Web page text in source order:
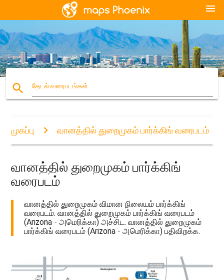
menu
search தேடல் வரைபடங்கள்
முகப்பு வானத்தில் துறைமுகம் பார்க்கிங் வரைபடம்
வானத்தில் துறைமுகம் பார்க்கிங்
வரைபடம்
வானத்தில் துறைமுகம் விமான நிலையம் பார்க்கிங்
வரைபடம். வானத்தில் துறைமுகம் பார்க்கிங் வரைபடம்
(Arizona - அமெரிக்கா) அச்சிட. வானத்தில் துறைமுகம்
பார்க்கிங் வரைபடம் (Arizona - அமெரிக்கா) பதிவிறக்க.